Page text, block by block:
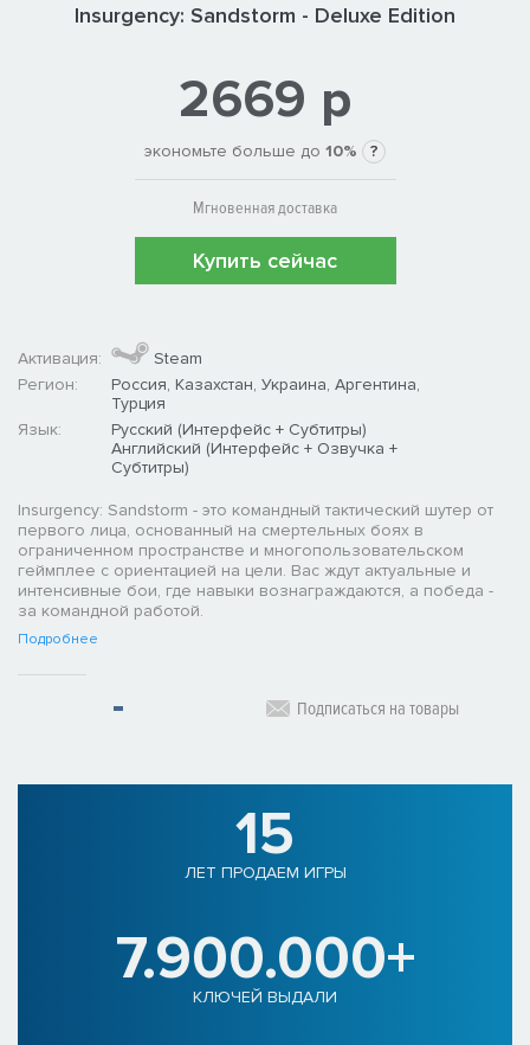
Insurgency: Sandstorm - Deluxe Edition
2669 р
экономьте больше до 10% ?
Мгновенная доставка
Купить сейчас
Активация:
Steam
Регион:
Россия, Казахстан, Украина, Аргентина,
Турция
Язык:
Русский (Интерфейс + Субтитры)
Английский (Интерфейс + Озвучка +
Субтитры)
Insurgency: Sandstorm - это командный тактический шутер от
первого лица, основанный на смертельных боях в
ограниченном пространстве и многопользовательском
геймплее с ориентацией на цели. Вас ждут актуальные и
интенсивные бои, где навыки вознаграждаются, а победа -
за командной работой.
Подробнее
Подписаться на товары
15
ЛЕТ ПРОДАЕМ ИГРЫ
7.900.000+
КЛЮЧЕЙ ВЫДАЛИ